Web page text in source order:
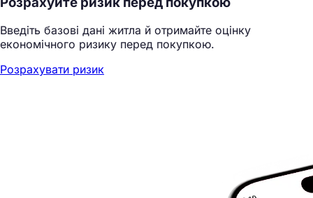
Введіть базові дані житла й отримайте оцінку
економічного ризику перед покупкою.
Розрахувати ризик